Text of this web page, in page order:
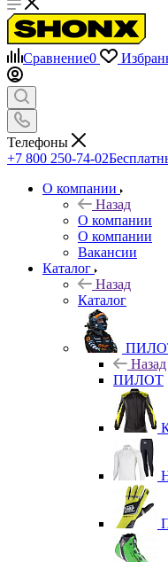
Сравнение0
Телефоны
+7 800 250-74-02
О компании
Назад
О компании
О компании
Вакансии
Каталог
Назад
Каталог
Назад
ПИЛОТ